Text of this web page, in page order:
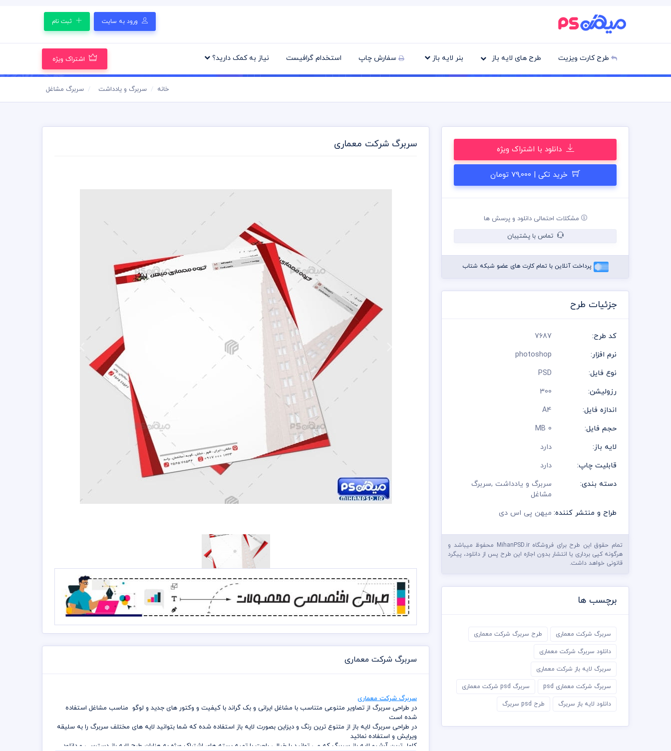
ورود به سایت ثبت نام
طرح کارت ویزیت طرح های لایه باز بنر لایه باز سفارش چاپ استخدام گرافیست نیاز به کمک دارید؟ اشتراک ویژه
خانه سربرگ و یادداشت سربرگ مشاغل
دانلود با اشتراک ویژه
خرید تکی | 79,000 تومان
مشکلات احتمالی دانلود و پرسش ها
تماس با پشتیبان
پرداخت آنلاین با تمام کارت های عضو شبکه شتاب
جزئیات طرح
کد طرح:
7687
نرم افزار:
photoshop
نوع فایل:
PSD
رزولیشن:
300
اندازه فایل:
A4
حجم فایل:
0 MB
لایه باز:
دارد
قابلیت چاپ:
دارد
دسته بندی:
سربرگ و یادداشت ,سربرگ
مشاغل
طراح و منتشر کننده: میهن پی اس دی
تمام حقوق این طرح برای فروشگاه MihanPSD.ir محفوظ میباشد و
هرگونه کپی برداری یا انتشار بدون اجازه این طرح پس از دانلود، پیگرد
قانونی خواهد داشت.
برچسب ها
سربرگ شرکت معماری طرح سربرگ شرکت معماری
دانلود سربرگ شرکت معماری
سربرگ لایه باز شرکت معماری
سربرگ شرکت معماری psd سربرگ psd شرکت معماری
دانلود لایه باز سربرگ طرح psd سربرگ
سربرگ شرکت معماری
سربرگ شرکت معماری
سربرگ شرکت معماری
در طراحی سربرگ از تصاویر متنوعی متناسب با مشاغل ایرانی و بک گراند با کیفیت و وکتور های جدید و لوگو مناسب مشاغل استفاده
شده است
در طراحی سربرگ لایه باز از متنوع ترین رنگ و دیزاین بصورت لایه باز استفاده شده که شما بتوانید لایه های مختلف سربرگ را به سلیقه
ویرایش و استفاده نمائید
کامل ترین آرشیو لایه باز سربرگ که می توانید با خیالی راحت با تهیه بسته های اشتراک ویژه به هزاران طرح لایه باز دسترسی و دانلود